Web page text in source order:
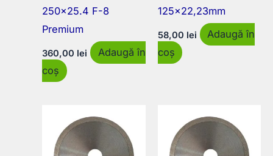
250×25.4 F-8
Premium
360,00 lei
Adaugă în
coș
125×22,23mm
58,00 lei
Adaugă în
coș